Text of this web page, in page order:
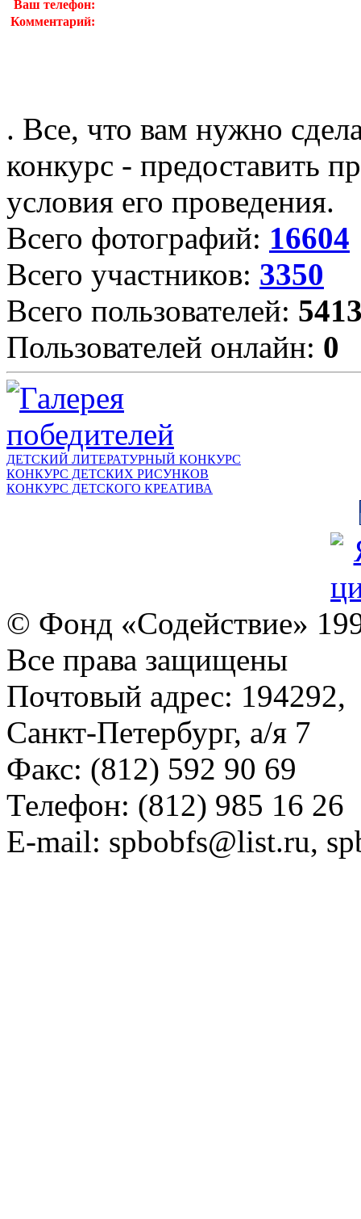
Ваш телефон:
Комментарий:
. Все, что вам нужно
конкурс - предоставить
условия его проведения.
Всего фотографий: 16604
Всего участников: 3350
Всего пользователей:
Пользователей онлайн: 0
ДЕТСКИЙ ЛИТЕРАТУРНЫЙ КОНКУРС
КОНКУРС ДЕТСКИХ РИСУНКОВ
КОНКУРС ДЕТСКОГО КРЕАТИВА
© Фонд «Содействие»
Все права защищены
Почтовый адрес: 194292,
Санкт-Петербург, а/я 7
Факс: (812) 592 90 69
Телефон: (812) 985 16 26
E-mail: spbobfs@list.ru,